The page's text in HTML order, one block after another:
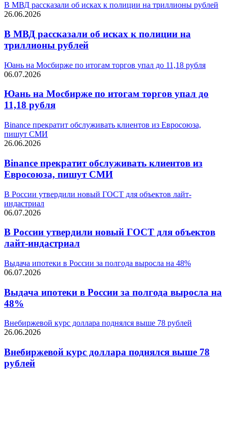
В МВД рассказали об исках к полиции на триллионы рублей
26.06.2026
В МВД рассказали об исках к полиции на
триллионы рублей
Юань на Мосбирже по итогам торгов упал до 11,18 рубля
06.07.2026
Юань на Мосбирже по итогам торгов упал до
11,18 рубля
Binance прекратит обслуживать клиентов из Евросоюза,
пишут СМИ
26.06.2026
Binance прекратит обслуживать клиентов из
Евросоюза, пишут СМИ
В России утвердили новый ГОСТ для объектов лайт-
индастриал
06.07.2026
В России утвердили новый ГОСТ для объектов
лайт-индастриал
Выдача ипотеки в России за полгода выросла на 48%
06.07.2026
Выдача ипотеки в России за полгода выросла на
48%
Внебиржевой курс доллара поднялся выше 78 рублей
26.06.2026
Внебиржевой курс доллара поднялся выше 78
рублей